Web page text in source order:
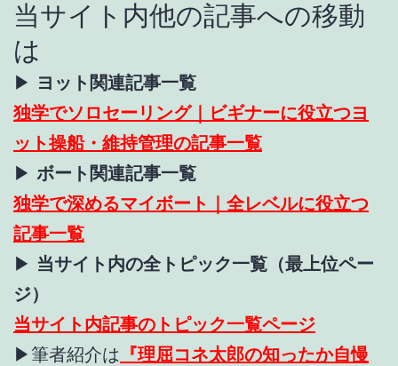
当サイト内他の記事への移動
は
▶ ヨット関連記事一覧
独学でソロセーリング｜ビギナーに役立つヨ
ット操船・維持管理の記事一覧
▶ ボート関連記事一覧
独学で深めるマイボート｜全レベルに役立つ
記事一覧
▶ 当サイト内の全トピック一覧（最上位ペー
ジ）
当サイト内記事のトピック一覧ページ
▶筆者紹介は 『理屈コネ太郎の知ったか自慢